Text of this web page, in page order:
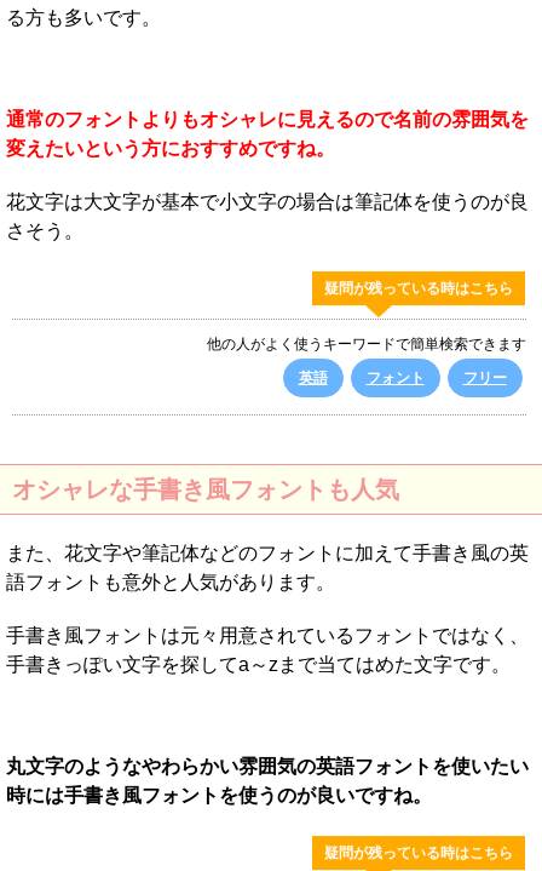
る方も多いです。
通常のフォントよりもオシャレに見えるので名前の雰囲気を
変えたいという方におすすめですね。
花文字は大文字が基本で小文字の場合は筆記体を使うのが良
さそう。
疑問が残っている時はこちら
他の人がよく使うキーワードで簡単検索できます
英語
フォント フリー
オシャレな手書き風フォントも人気
また、花文字や筆記体などのフォントに加えて手書き風の英
語フォントも意外と人気があります。
手書き風フォントは元々用意されているフォントではなく、
手書きっぽい文字を探してa～zまで当てはめた文字です。
丸文字のようなやわらかい雰囲気の英語フォントを使いたい
時には手書き風フォントを使うのが良いですね。
疑問が残っている時はこちら